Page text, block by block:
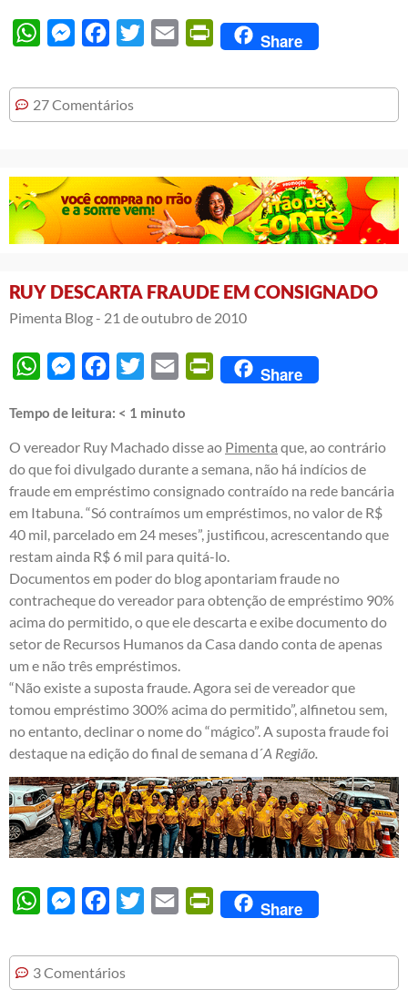
WhatsAppMessengerFacebook
Twitter Email PrintFriendly
Share
27 Comentários
RUY DESCARTA FRAUDE EM CONSIGNADO
Pimenta Blog - 21 de outubro de 2010
WhatsAppMessengerFacebook
Twitter Email PrintFriendly
Share
Tempo de leitura: < 1 minuto
O vereador Ruy Machado disse ao Pimenta que, ao contrário
do que foi divulgado durante a semana, não há indícios de
fraude em empréstimo consignado contraído na rede bancária
em Itabuna. “Só contraímos um empréstimos, no valor de R$
40 mil, parcelado em 24 meses”, justificou, acrescentando que
restam ainda R$ 6 mil para quitá-lo.
Documentos em poder do blog apontariam fraude no
contracheque do vereador para obtenção de empréstimo 90%
acima do permitido, o que ele descarta e exibe documento do
setor de Recursos Humanos da Casa dando conta de apenas
um e não três empréstimos.
“Não existe a suposta fraude. Agora sei de vereador que
tomou empréstimo 300% acima do permitido”, alfinetou sem,
no entanto, declinar o nome do “mágico”. A suposta fraude foi
destaque na edição do final de semana d´A Região.
WhatsAppMessengerFacebook
Twitter Email PrintFriendly
Share
3 Comentários